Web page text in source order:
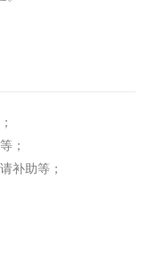
；
补助等；